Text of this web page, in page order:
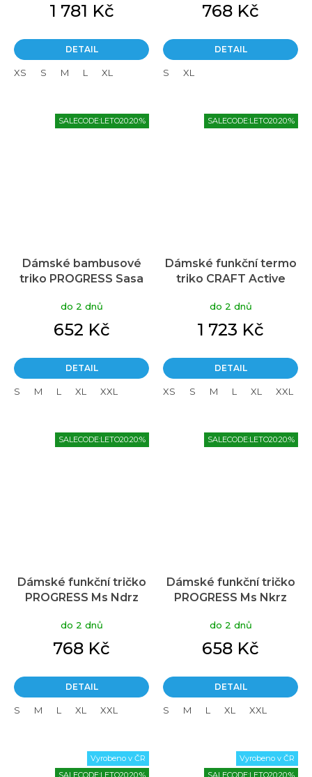
1 781 Kč
DETAIL
XS S M L XL
768 Kč
DETAIL
S XL
SALECODE:LETO20:20:%
Dámské bambusové
triko PROGRESS Sasa
do 2 dnů
652 Kč
DETAIL
S M L XL XXL
SALECODE:LETO20:20:%
Dámské funkční termo
triko CRAFT Active
do 2 dnů
1 723 Kč
DETAIL
XS S M L XL XXL
SALECODE:LETO20:20:%
Dámské funkční tričko
PROGRESS Ms Ndrz
do 2 dnů
768 Kč
DETAIL
S M L XL XXL
SALECODE:LETO20:20:%
Dámské funkční tričko
PROGRESS Ms Nkrz
do 2 dnů
658 Kč
DETAIL
S M L XL XXL
Vyrobeno v ČR
SALECODE:LETO20:20:%
Vyrobeno v ČR
SALECODE:LETO20:20:%